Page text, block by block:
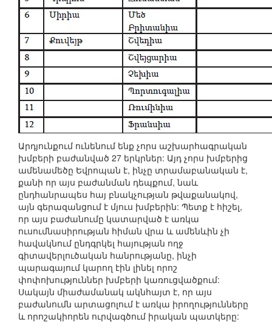
Արդյունքում ունենում ենք չորս աշխարհագրական
խմբերի բաժանված 27 երկրներ: Այդ չորս խմբերից
ամենամեծը Եվրոպան է, ինչը տրամաբանական է,
քանի որ այս բաժանման դեպքում, նաև
ընդհանրապես հայ բնակչության թվաքանակով,
այն գերազանցում է մյուս խմբերին: Պետք է հիշել,
որ այս բաժանումը կատարված է առկա
ուսումնասիրության հիման վրա և ամենևին չի
հավակնում ընդգրկել հայության ողջ
գիտավերլուծական հանրությանը, ինչի
պարագայում կարող էին լինել որոշ
փոփոխություններ խմբերի կառուցվածքում:
Սակայն միաժամանակ ակնհայտ է, որ այս
բաժանումն արտացոլում է առկա իրողությունները
և որոշակիորեն ուրվագծում իրական պատկերը: